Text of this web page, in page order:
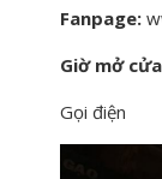
Fanpage:
Giờ mở
Gọi điện